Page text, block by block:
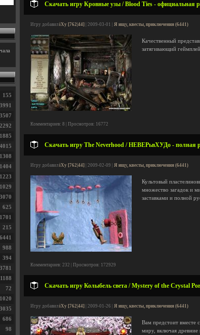
Скачать игру Кровные узы / Blood Ties - официальная
Игру добавил iXy [762|44] | 2009-03-01 | Я ищу, квесты, приключения (6441)
Качественный
затягивающий геймплей.
Комментариев: 8 | Просмотров: 16772
Скачать игру The Neverhood / НЕВЕРьвХУДо - полная
Игру добавил iXy [762|44] | 2009-02-09 | Я ищу, квесты, приключения (6441)
Культовый
множество загадок и
заставками и полной
Комментариев: 232 | Просмотров: 172929
Скачать игру Колыбель света / Mystery of the Crystal
Игру добавил iXy [762|44] | 2009-01-26 | Я ищу, квесты, приключения (6441)
Вам предстоит вместе
миру, включая древние
155
3991
3507
2292
1885
4015
1308
1404
1223
1029
3070
625
1701
215
6441
988
394
3781
1188
72
1020
3035
686
98